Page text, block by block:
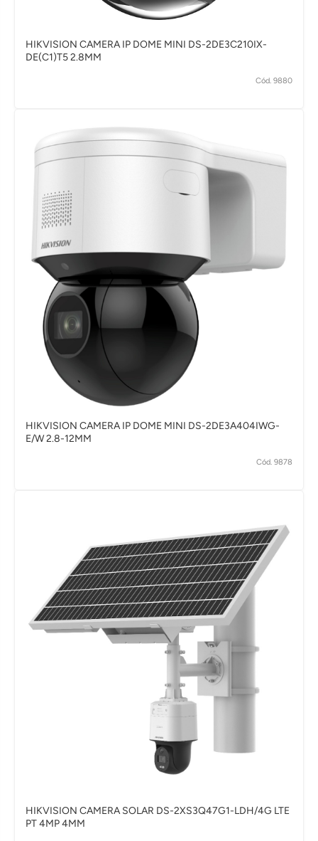
HIKVISION CAMERA IP DOME MINI DS-2DE3C210IX-
DE(C1)T5 2.8MM
Cód. 9880
HIKVISION CAMERA IP DOME MINI DS-2DE3A404IWG-
E/W 2.8-12MM
Cód. 9878
HIKVISION CAMERA SOLAR DS-2XS3Q47G1-LDH/4G LTE
PT 4MP 4MM